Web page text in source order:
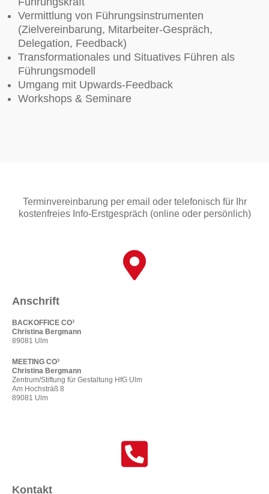
Vermittlung von Führungsinstrumenten
(Zielvereinbarung, Mitarbeiter-Gespräch,
Delegation, Feedback)
Transformationales und Situatives Führen als
Führungsmodell
Umgang mit Upwards-Feedback
Workshops & Seminare
Terminvereinbarung per email oder telefonisch für Ihr
kostenfreies Info-Erstgespräch (online oder persönlich)
Anschrift
BACKOFFICE CO³
Christina Bergmann
89081 Ulm
MEETING CO³
Christina Bergmann
Zentrum/Stiftung für Gestaltung HfG Ulm
Am Hochsträß 8
89081 Ulm
Kontakt